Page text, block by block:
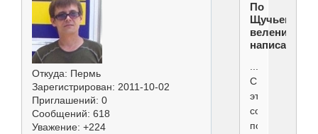
Откуда: Пермь
Зарегистрирован: 2011-10-02
Приглашений: 0
Сообщений: 618
Уважение: +224
По
Щучьему
велению
написал(а):
С
этим
согласна
полностью!